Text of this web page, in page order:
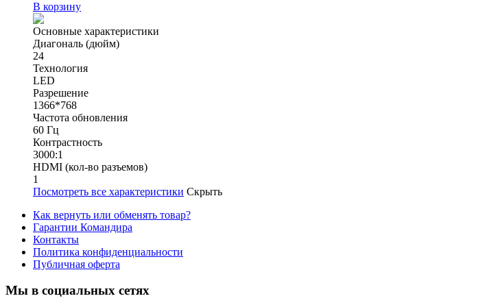
В корзину
Основные характеристики
Диагональ (дюйм)
24
Технология
LED
Разрешение
1366*768
Частота обновления
60 Гц
Контрастность
3000:1
HDMI (кол-во разъемов)
1
Посмотреть все характеристики Скрыть
Как вернуть или обменять товар?
Гарантии Командира
Контакты
Политика конфиденциальности
Публичная оферта
Мы в социальных сетях